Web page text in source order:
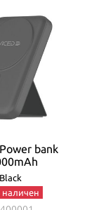
bank
Black
наличен